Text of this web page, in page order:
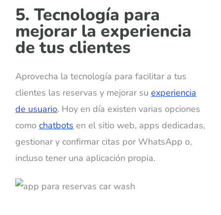
5. Tecnología para
mejorar la experiencia
de tus clientes
Aprovecha la tecnología para facilitar a tus
clientes las reservas y mejorar suexperiencia
de usuario. Hoy en día existen varias opciones
comochatbots en el sitio web, apps dedicadas,
gestionar y confirmar citas por WhatsApp o,
incluso tener una aplicación propia.